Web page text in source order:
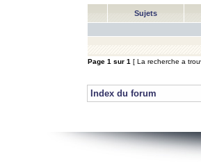
Sujets
Page 1 sur 1 [ La recherche a
Index du forum